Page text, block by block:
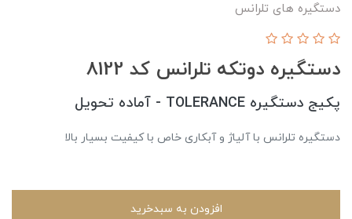
دستگیره های تلرانس
دستگيره دوتكه تلرانس كد 8122
پکیج دستگیره TOLERANCE - آماده تحویل
دستگیره تلرانس با آلیاژ و آبکاری خاص با کیفیت بسیار بالا
افزودن به سبدخرید